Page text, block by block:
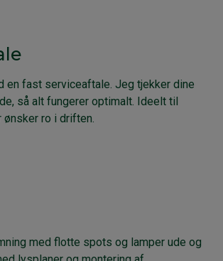
en fast serviceaftale. Jeg tjekker dine
så alt fungerer optimalt. Ideelt til
ro i driften.
med flotte spots og lamper ude og